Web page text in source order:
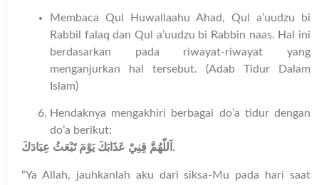
Membaca Qul Huwallaahu Ahad, Qul a’uudzu bi
Rabbil falaq dan Qul a’uudzu bi Rabbin naas. Hal ini
berdasarkan pada riwayat-riwayat yang
menganjurkan hal tersebut. (Adab Tidur Dalam
Islam)
Hendaknya mengakhiri berbagai do’a tidur dengan
do’a berikut:
اَللّهُمَّ قِنِيْ عَذَابَكَ يَوْمَ تَبْعَثُ عِبَادَكَ .
“Ya Allah, jauhkanlah aku dari siksa-Mu pada hari saat